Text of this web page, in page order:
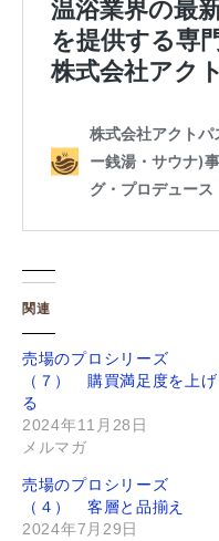
関連
売場のプロシリーズ
（７） 購買満足度を上げ
る
2024年11月28日
メルマガ
売場のプロシリーズ
（４） 客層と品揃え
2024年7月29日